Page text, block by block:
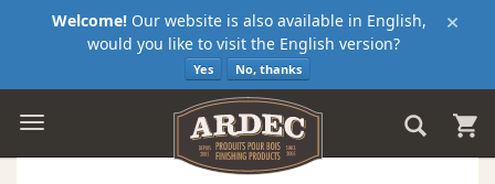
×
Welcome! Our website is also available in English,
would you like to visit the English version?
Yes No, thanks